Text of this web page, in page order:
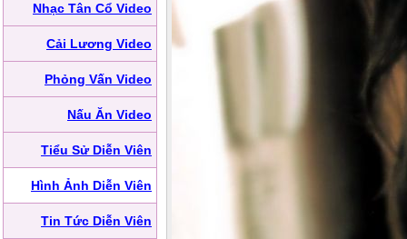
Nhạc Tân Cổ Video
Cải Lương Video
Phỏng Vấn Video
Nấu Ăn Video
Tiểu Sử Diễn Viên
Hình Ảnh Diễn Viên
Tin Tức Diễn Viên